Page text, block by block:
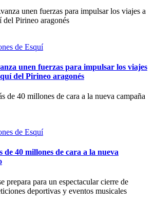
de Esquí
unen fuerzas para impulsar los viajes
del Pirineo aragonés
de Esquí
40 millones de cara a la nueva